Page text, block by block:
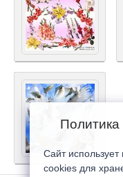
Сайт
cookies для